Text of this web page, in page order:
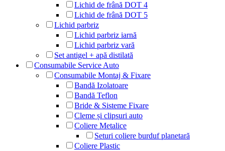
Lichid de frână DOT 4
Lichid de frână DOT 5
Lichid parbriz
Lichid parbriz iarnă
Lichid parbriz vară
Set antigel + apă distilată
Consumabile Service Auto
Consumabile Montaj & Fixare
Bandă Izolatoare
Bandă Teflon
Bride & Sisteme Fixare
Cleme și clipsuri auto
Coliere Metalice
Seturi coliere burduf planetară
Coliere Plastic